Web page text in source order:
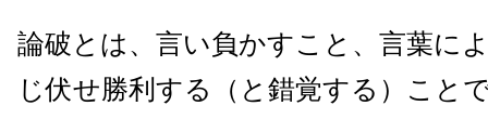
論破とは、言い負かすこと、言葉に
じ伏せ勝利する（と錯覚する）こと